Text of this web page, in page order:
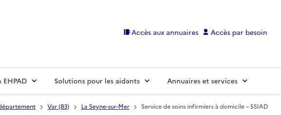
Accès aux annuaires Accès par besoin
Solutions pour les aidants Annuaires et services
Var (83) La Seyne-sur-Mer
Service de soins infirmiers à domicile – SSIAD